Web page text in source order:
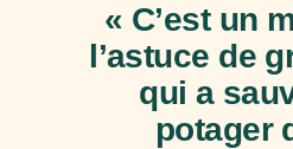
« C’est un
l’astuce de
qui a
potager